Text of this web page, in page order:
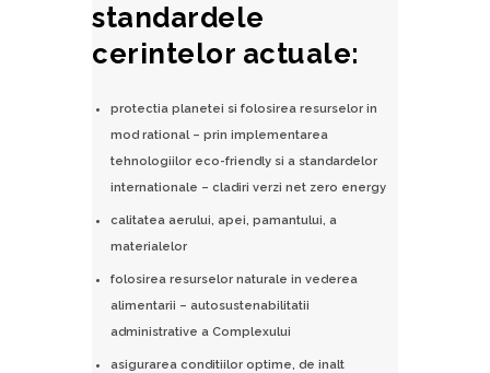
standardele
cerintelor actuale:
protectia planetei si folosirea resurselor in
mod rational – prin implementarea
tehnologiilor eco-friendly si a standardelor
internationale – cladiri verzi net zero energy
calitatea aerului, apei, pamantului, a
materialelor
folosirea resurselor naturale in vederea
alimentarii – autosustenabilitatii
administrative a Complexului
asigurarea conditiilor optime, de inalt